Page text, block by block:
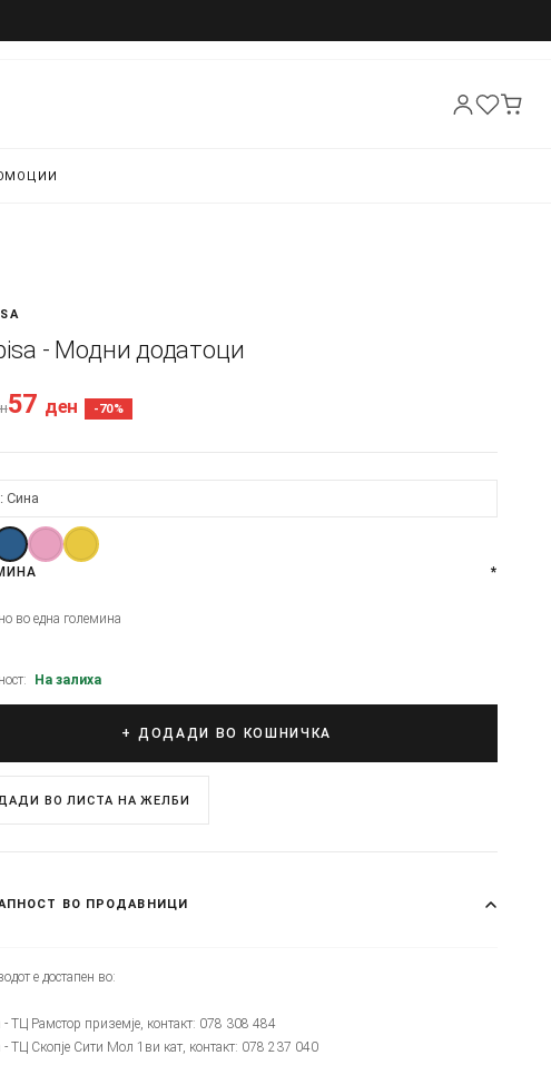
- Модни додатоци
57 ден -70%
Сина
*
во една големина
На залиха
+ ДОДАДИ ВО КОШНИЧКА
ВО ЛИСТА НА ЖЕЛБИ
ВО ПРОДАВНИЦИ
е достапен во:
- ТЦ Рамстор приземје, контакт: 078 308 484
- ТЦ Скопје Сити Мол 1ви кат, контакт: 078 237 040